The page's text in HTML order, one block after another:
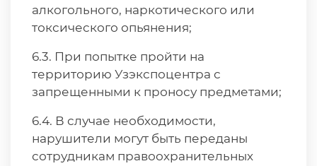
алкогольного, наркотического или
токсического опьянения;
6.3. При попытке пройти на
территорию Узэкспоцентра с
запрещенными к проносу предметами;
6.4. В случае необходимости,
нарушители могут быть переданы
сотрудникам правоохранительных